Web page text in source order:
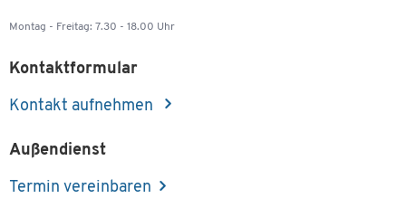
Montag - Freitag: 7.30 - 18.00 Uhr
Kontaktformular
Kontakt aufnehmen
Außendienst
Termin vereinbaren